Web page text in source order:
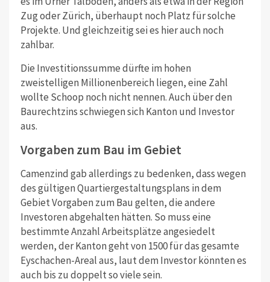
Zug oder Zürich, überhaupt noch Platz für solche
Projekte. Und gleichzeitig sei es hier auch noch
zahlbar.
Die Investitionssumme dürfte im hohen
zweistelligen Millionenbereich liegen, eine Zahl
wollte Schoop noch nicht nennen. Auch über den
Baurechtzins schwiegen sich Kanton und Investor
aus.
Vorgaben zum Bau im Gebiet
Camenzind gab allerdings zu bedenken, dass wegen
des gültigen Quartiergestaltungsplans in dem
Gebiet Vorgaben zum Bau gelten, die andere
Investoren abgehalten hätten. So muss eine
bestimmte Anzahl Arbeitsplätze angesiedelt
werden, der Kanton geht von 1500 für das gesamte
Eyschachen-Areal aus, laut dem Investor könnten es
auch bis zu doppelt so viele sein.